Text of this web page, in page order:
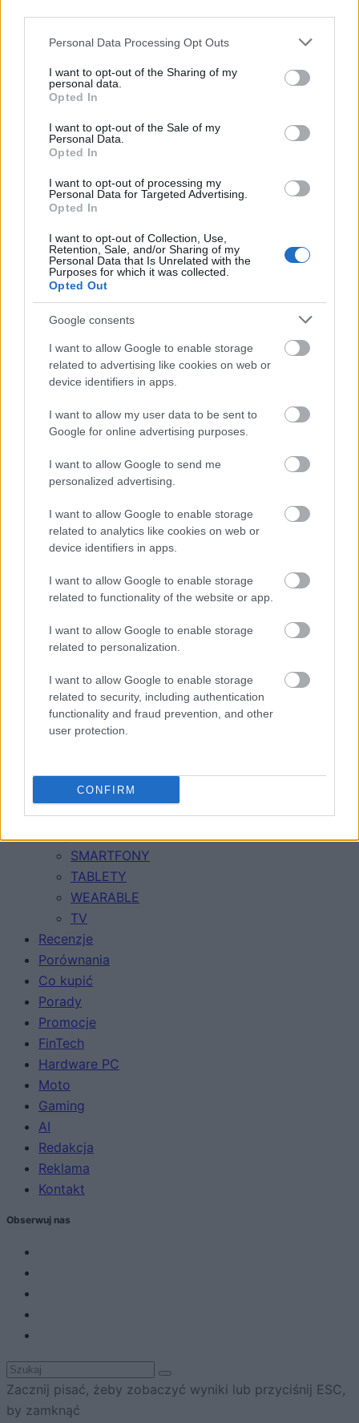
Please note that this website/app uses one or more Google
not limited to your visit or usage behaviour. You may click to
grant or deny consent to Google and its third-party tags to
use your data for below specified purposes in below Google
consent section.
Personal Data Processing Opt Outs
I want to opt-out of the Sharing of my
personal data.
Opted In
I want to opt-out of the Sale of my
Personal Data.
Opted In
I want to opt-out of processing my
Personal Data for Targeted Advertising.
Opted In
I want to opt-out of Collection, Use,
Retention, Sale, and/or Sharing of my
Personal Data that Is Unrelated with the
Purposes for which it was collected.
Opted Out
Google consents
I want to allow Google to enable storage
related to advertising like cookies on web or
device identifiers in apps.
I want to allow my user data to be sent to
Google for online advertising purposes.
I want to allow Google to send me
personalized advertising.
I want to allow Google to enable storage
related to analytics like cookies on web or
device identifiers in apps.
I want to allow Google to enable storage
related to functionality of the website or app.
I want to allow Google to enable storage
related to personalization.
I want to allow Google to enable storage
related to security, including authentication
functionality and fraud prevention, and other
user protection.
CONFIRM
REDAKCJA
REKLAMA
POLITYKA PRYWATNOŚCI
Urządzenia
SMARTFONY
TABLETY
WEARABLE
TV
Recenzje
Co kupić
Promocje
FinTech
Hardware PC
Moto
Gaming
Redakcja
Kontakt
SMARTFONY
TABLETY
WEARABLE
TV
Recenzje
Porównania
Co kupić
Porady
Promocje
FinTech
Hardware PC
Moto
Gaming
AI
Redakcja
Reklama
Kontakt
Obserwuj nas
Zacznij pisać, żeby zobaczyć wyniki lub przyciśnij ESC,
by zamknąć